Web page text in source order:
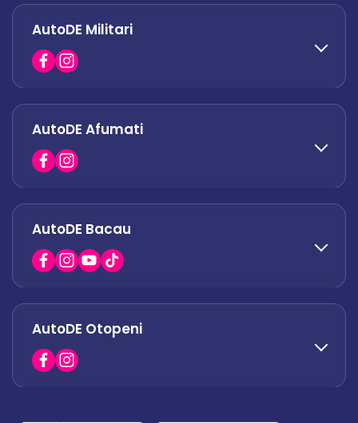
0758 671 921
0742 444 194
office.odaii@autode.ro
AutoDE Militari
0758 338 428
office.militari@autode.ro
AutoDE Afumati
0751 628 054
office.afumati@autode.ro
AutoDE Bacau
0730 063 852
0730 063 851
AutoDE Otopeni